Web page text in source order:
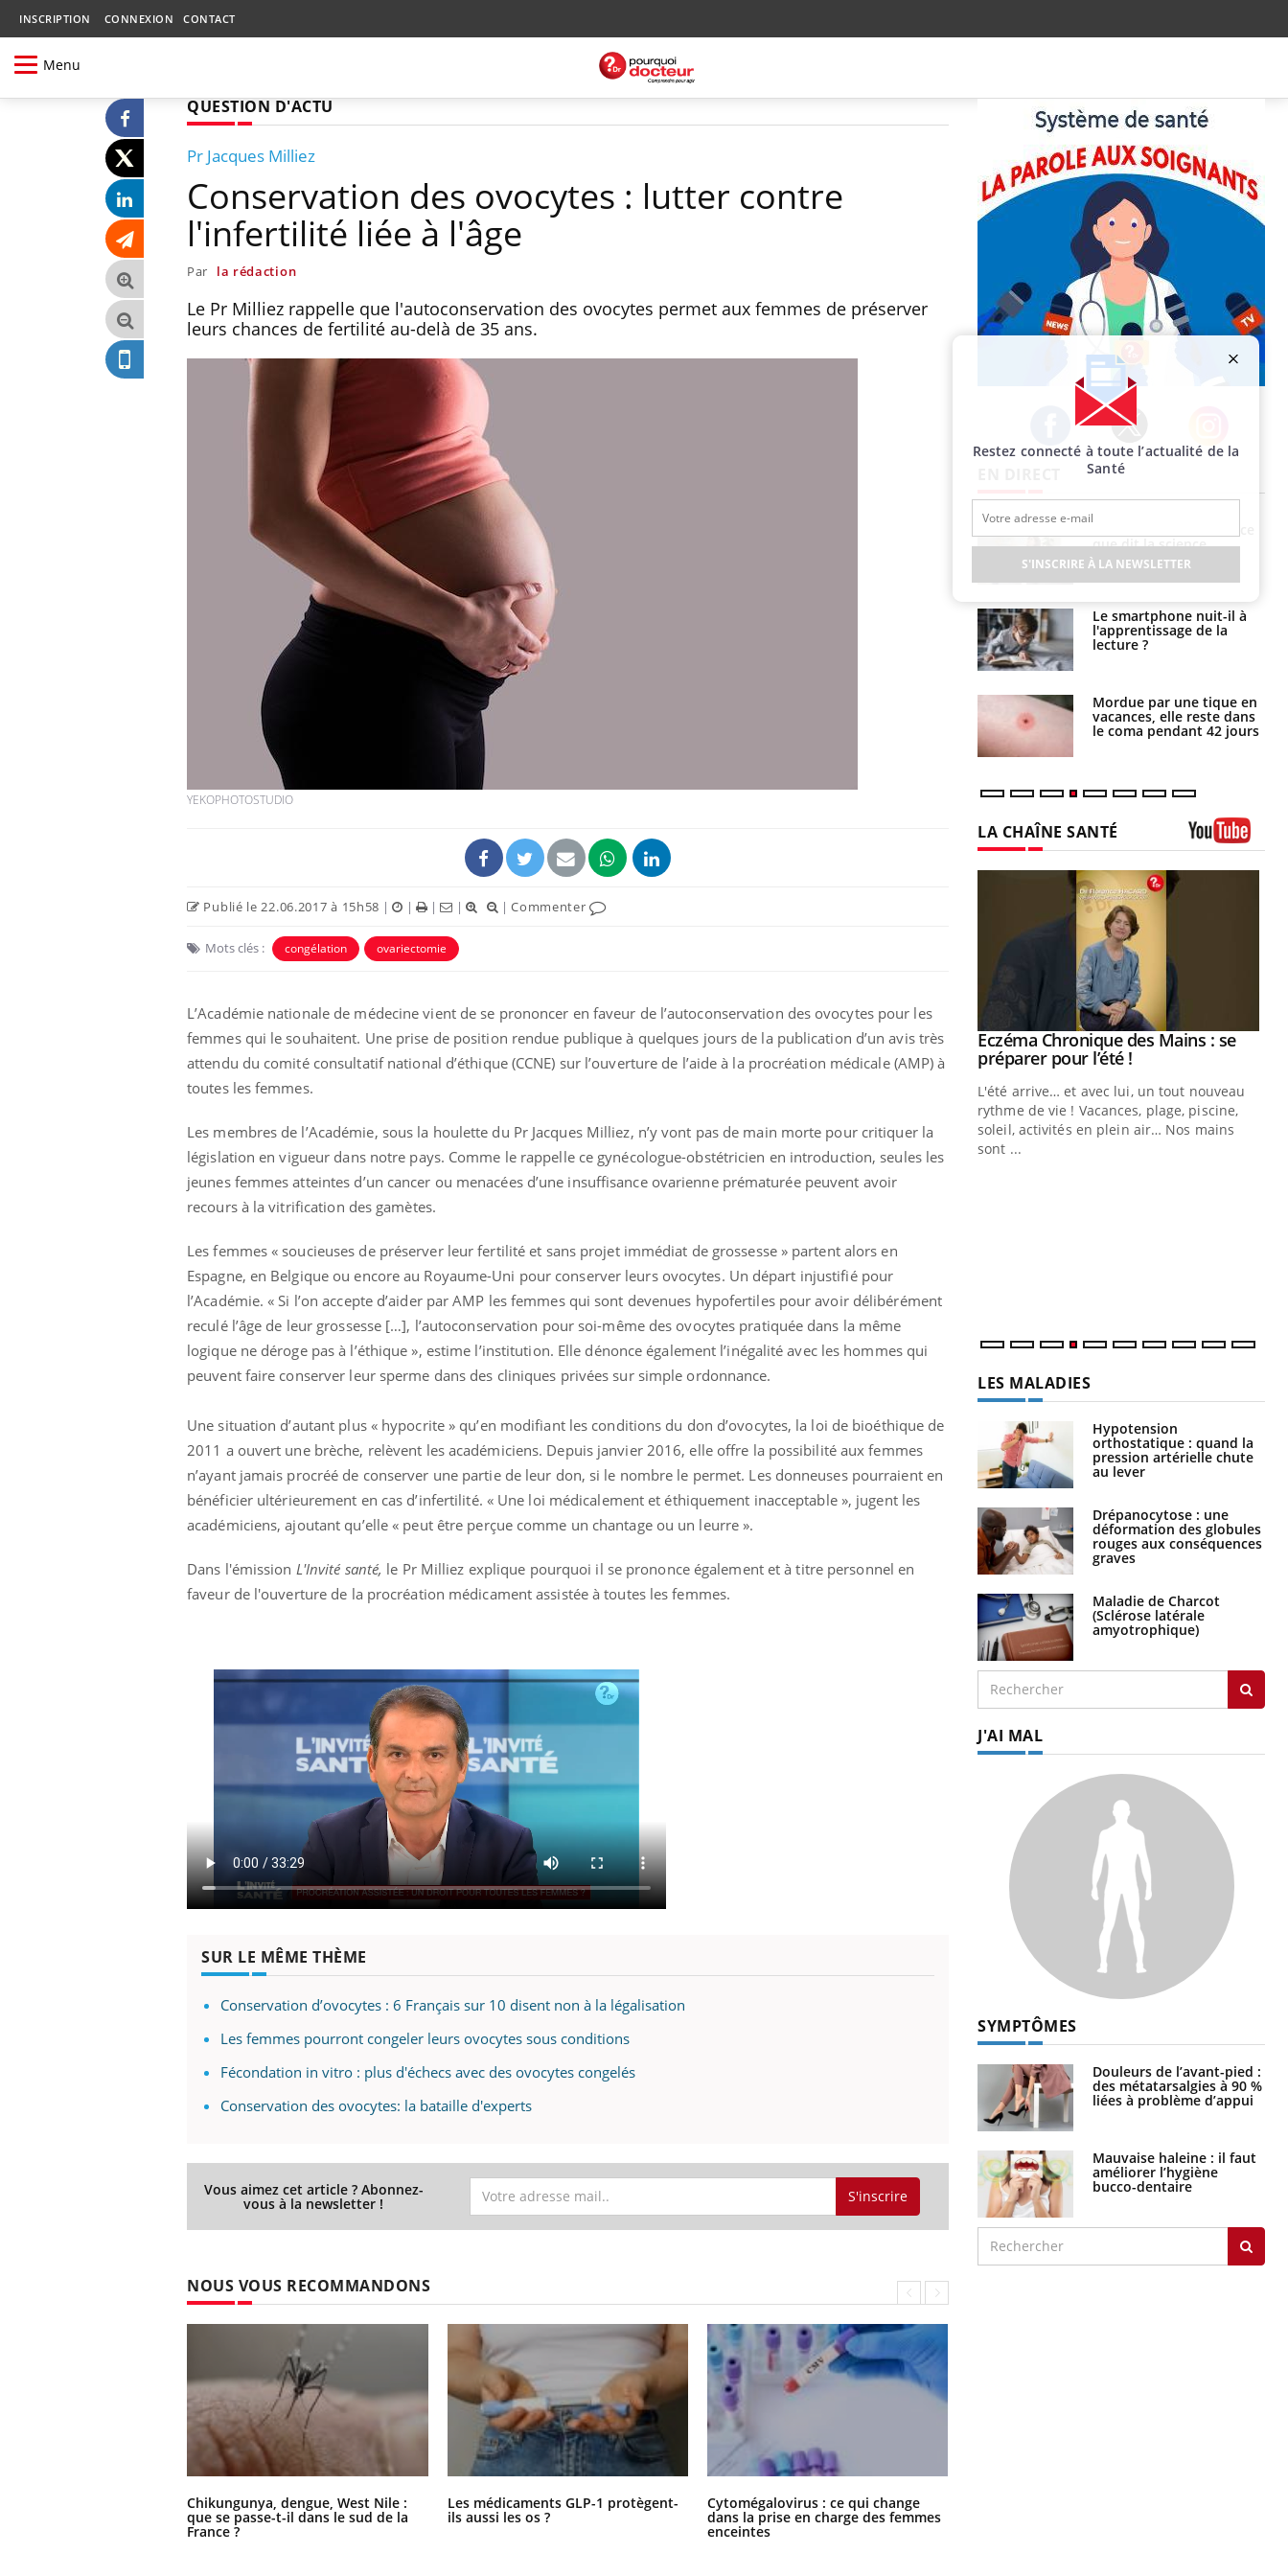
INSCRIPTION CONNEXION CONTACT
Menu
QUESTION D'ACTU
Pr Jacques Milliez
Conservation des ovocytes : lutter contre
l'infertilité liée à l'âge
Par la rédaction
Le Pr Milliez rappelle que l'autoconservation des ovocytes permet aux femmes de préserver
leurs chances de fertilité au-delà de 35 ans.
YEKOPHOTOSTUDIO
Publié le 22.06.2017 à 15h58 | | | | |Commenter
Mots clés : congélation ovariectomie
L’Académie nationale de médecine vient de se prononcer en faveur de l’autoconservation des ovocytes pour les
femmes qui le souhaitent. Une prise de position rendue publique à quelques jours de la publication d’un avis très
attendu du comité consultatif national d’éthique (CCNE) sur l’ouverture de l’aide à la procréation médicale (AMP) à
toutes les femmes.
Les membres de l’Académie, sous la houlette du Pr Jacques Milliez, n’y vont pas de main morte pour critiquer la
législation en vigueur dans notre pays. Comme le rappelle ce gynécologue-obstétricien en introduction, seules les
jeunes femmes atteintes d’un cancer ou menacées d’une insuffisance ovarienne prématurée peuvent avoir
recours à la vitrification des gamètes.
Les femmes « soucieuses de préserver leur fertilité et sans projet immédiat de grossesse » partent alors en
Espagne, en Belgique ou encore au Royaume-Uni pour conserver leurs ovocytes. Un départ injustifié pour
l’Académie. « Si l’on accepte d’aider par AMP les femmes qui sont devenues hypofertiles pour avoir délibérément
reculé l’âge de leur grossesse […], l’autoconservation pour soi-même des ovocytes pratiquée dans la même
logique ne déroge pas à l’éthique », estime l’institution. Elle dénonce également l’inégalité avec les hommes qui
peuvent faire conserver leur sperme dans des cliniques privées sur simple ordonnance.
Une situation d’autant plus « hypocrite » qu’en modifiant les conditions du don d’ovocytes, la loi de bioéthique de
2011 a ouvert une brèche, relèvent les académiciens. Depuis janvier 2016, elle offre la possibilité aux femmes
n’ayant jamais procréé de conserver une partie de leur don, si le nombre le permet. Les donneuses pourraient en
bénéficier ultérieurement en cas d’infertilité. « Une loi médicalement et éthiquement inacceptable », jugent les
académiciens, ajoutant qu’elle « peut être perçue comme un chantage ou un leurre ».
Dans l'émission L'Invité santé, le Pr Milliez explique pourquoi il se prononce également et à titre personnel en
faveur de l'ouverture de la procréation médicament assistée à toutes les femmes.
SUR LE MÊME THÈME
Conservation d’ovocytes : 6 Français sur 10 disent non à la légalisation
Les femmes pourront congeler leurs ovocytes sous conditions
Fécondation in vitro : plus d'échecs avec des ovocytes congelés
Conservation des ovocytes: la bataille d'experts
Vous aimez cet article ? Abonnez-
vous à la newsletter ! S'inscrire
NOUS VOUS RECOMMANDONS
Chikungunya, dengue, West Nile :
que se passe-t-il dans le sud de la
France ?
Les médicaments GLP-1 protègent-
ils aussi les os ?
Cytomégalovirus : ce qui change
dans la prise en charge des femmes
enceintes
Facebook Twitter Instagram
Chikungunya, dengue,
West Nile : que se passe-
t-il dans le sud de la
Les médicaments GLP-1
protègent-ils aussi les os
Cytomégalovirus : ce qui
change dans la prise en
charge des femmes
enceintes
La sieste empêche-t-elle
de dormir la nuit ?
VIH : la fin du comprimé
tous les jours se profile-t-
elle enfin ?
que dit la science
Le smartphone nuit-il à
l'apprentissage de la
lecture ?
Mordue par une tique en
vacances, elle reste dans
le coma pendant 42 jours
LA CHAÎNE SANTÉ
Eczéma Chronique des Mains :
expliquer ma maladieYoutube
Il y a des sujets qui sont faciles à aborder...
questions sur la maladie d'un proche c'est
Youtube
Carence en fer : comprendre pour
prévenirYoutube
carence en fer sont multiples ce qui la rend
Youtube
Insuline & Charge mentale : et si on
osait en parler??Youtube
patients comme parfois chez les soignants.
Youtube
Eczéma Chronique des Mains : se
préparer pour l’été !Youtube
L'été arrive… et avec lui, un tout nouveau
rythme de vie ! Vacances, plage, piscine,
soleil, activités en plein air… Nos mains
sont ...
LES MALADIES
Hypotension
orthostatique : quand la
pression artérielle chute
au lever
Drépanocytose : une
déformation des globules
rouges aux conséquences
graves
Maladie de Charcot
(Sclérose latérale
amyotrophique)
J'AI MAL
SYMPTÔMES
Douleurs de l’avant-pied :
des métatarsalgies à 90 %
liées à problème d’appui
Mauvaise haleine : il faut
améliorer l’hygiène
bucco-dentaire
Restez connecté à toute l’actualité de la
Santé
S'INSCRIRE À LA NEWSLETTER